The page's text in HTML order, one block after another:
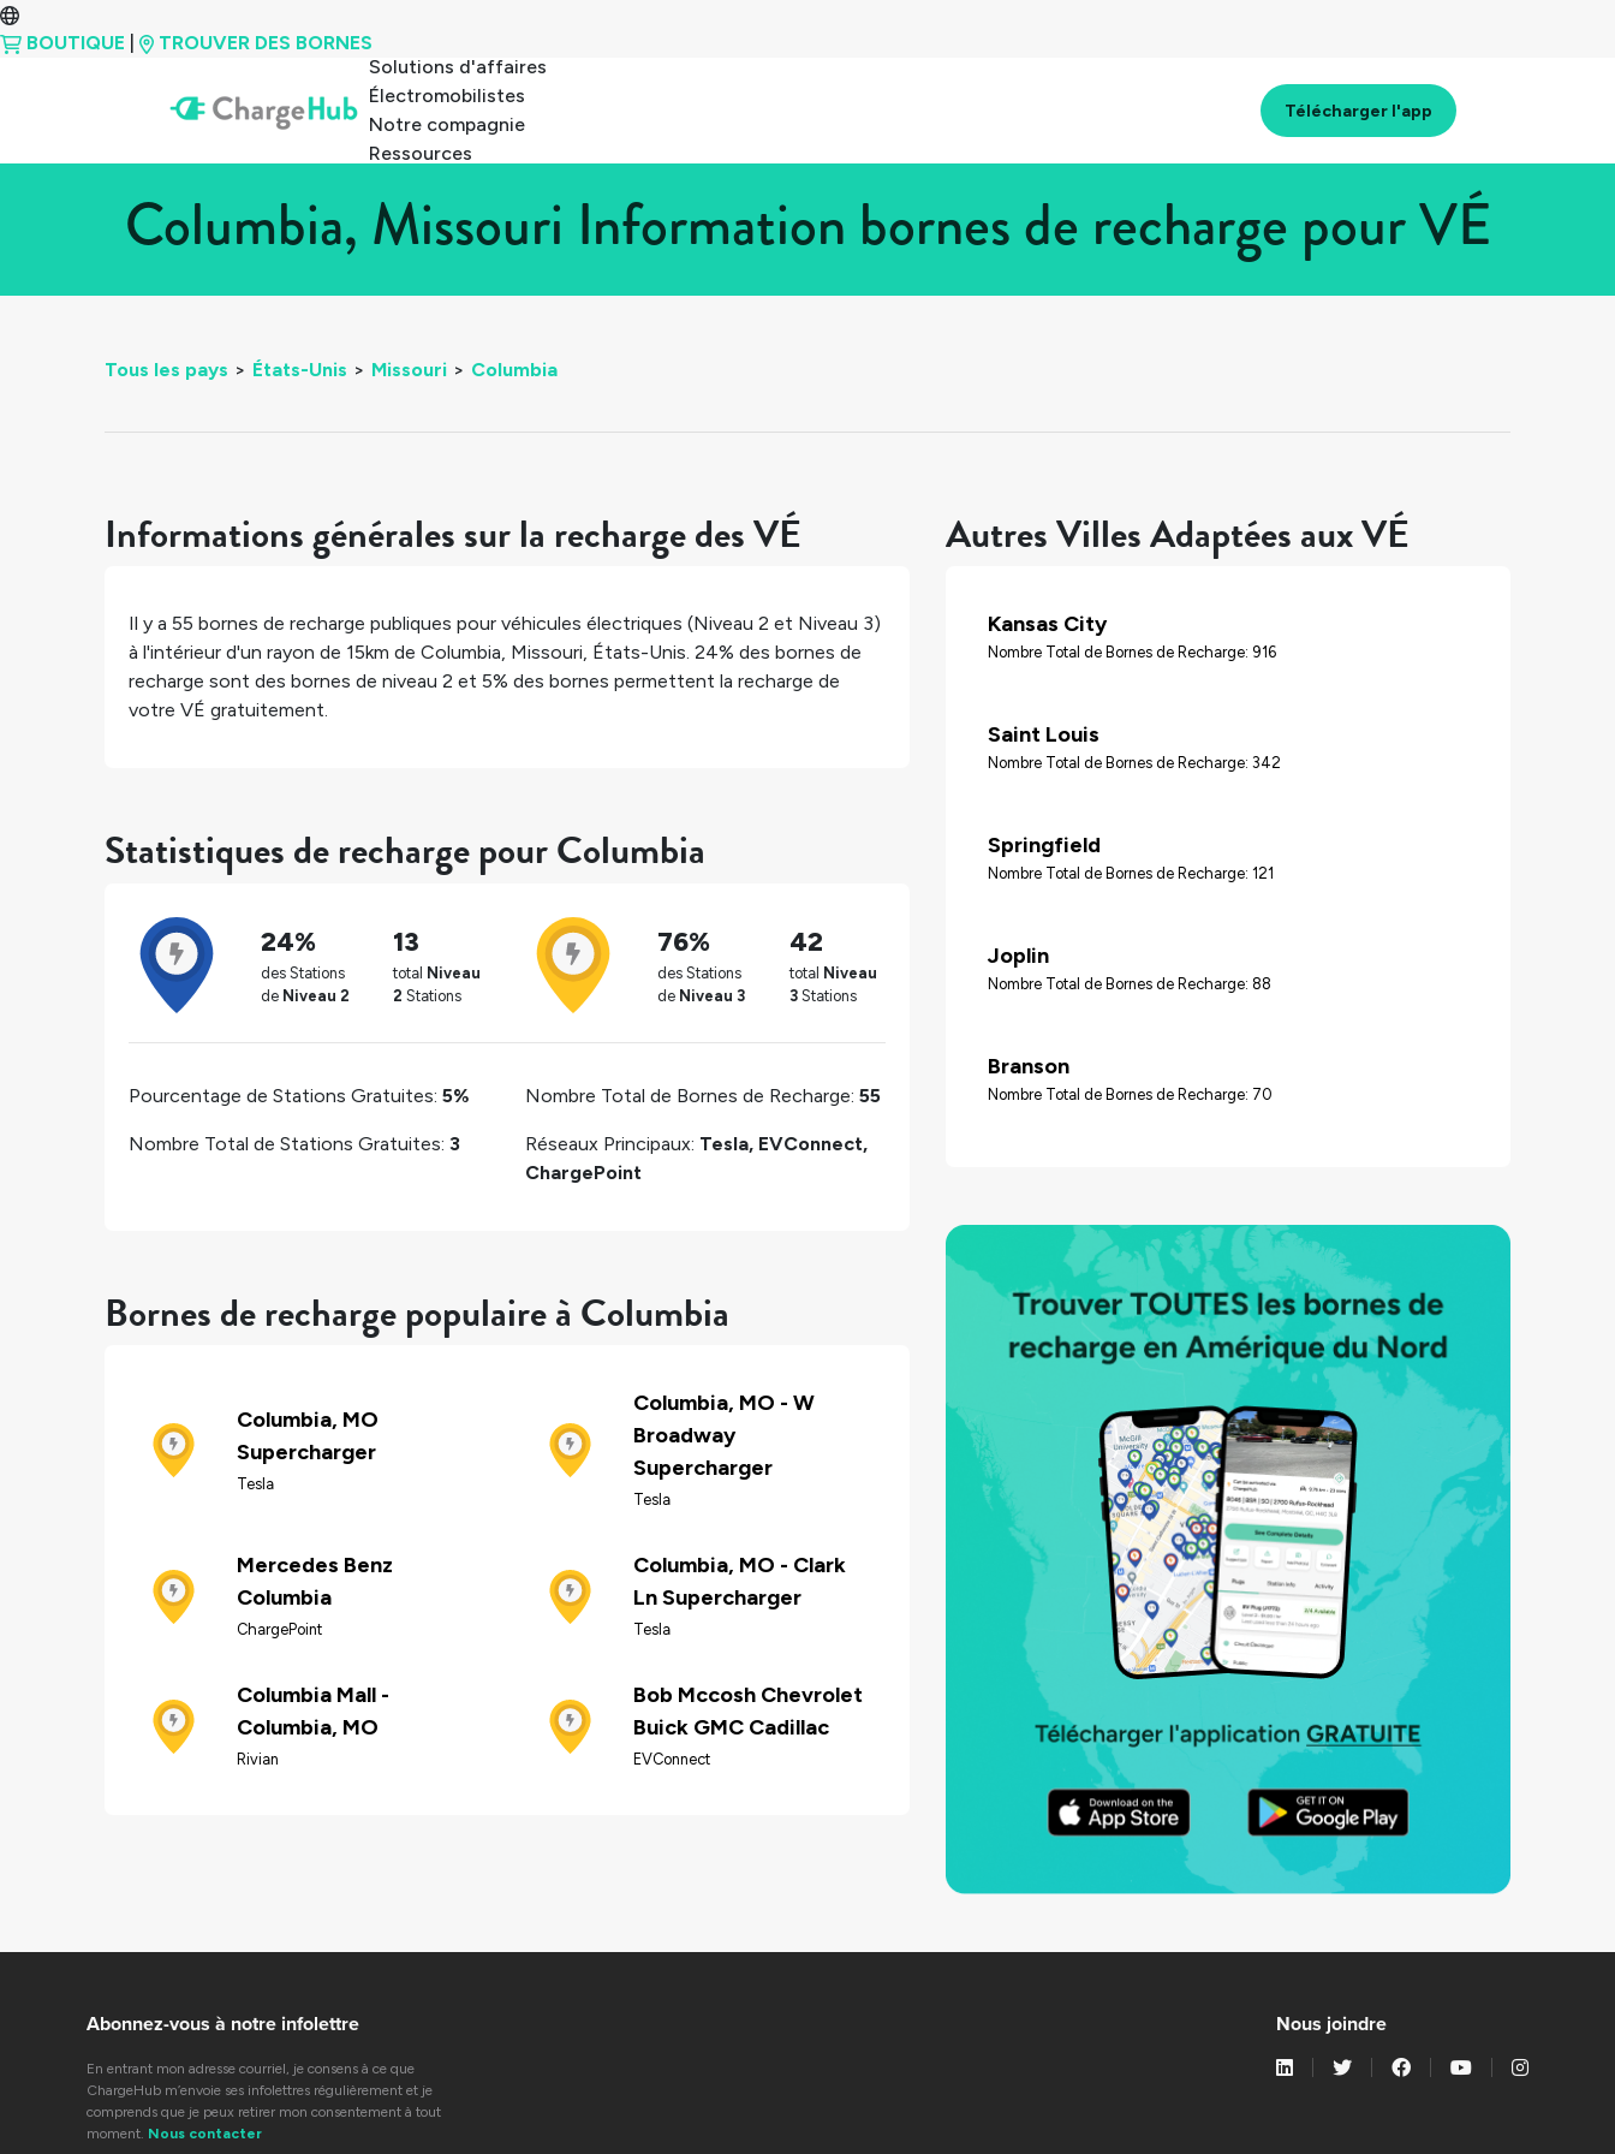
BOUTIQUE
TROUVER DES BORNES
Solutions d'affaires
Électromobilistes
Notre compagnie
Ressources
Télécharger l'app
Columbia, Missouri Information bornes de recharge pour VÉ
Tous les pays > États-Unis > Missouri > Columbia
Informations générales sur la recharge des VÉ
Il y a 55 bornes de recharge publiques pour véhicules électriques (Niveau 2 et Niveau 3)
à l'intérieur d'un rayon de 15km de Columbia, Missouri, États-Unis. 24% des bornes de
recharge sont des bornes de niveau 2 et 5% des bornes permettent la recharge de
votre VÉ gratuitement.
Statistiques de recharge pour Columbia
24%
des Stations
de Niveau 2
13
total Niveau
2 Stations
76%
des Stations
de Niveau 3
42
total Niveau
3 Stations
Pourcentage de Stations Gratuites: 5%
Nombre Total de Stations Gratuites: 3
Nombre Total de Bornes de Recharge: 55
Réseaux Principaux: Tesla, EVConnect,
ChargePoint
Bornes de recharge populaire à Columbia
Columbia, MO
Supercharger
Tesla
Columbia, MO - W
Broadway
Supercharger
Tesla
Mercedes Benz
Columbia
ChargePoint
Columbia, MO - Clark
Ln Supercharger
Tesla
Columbia Mall -
Columbia, MO
Rivian
Bob Mccosh Chevrolet
Buick GMC Cadillac
EVConnect
Autres Villes Adaptées aux VÉ
Kansas City
Nombre Total de Bornes de Recharge: 916
Saint Louis
Nombre Total de Bornes de Recharge: 342
Springfield
Nombre Total de Bornes de Recharge: 121
Joplin
Nombre Total de Bornes de Recharge: 88
Branson
Nombre Total de Bornes de Recharge: 70
Abonnez-vous à notre infolettre
En entrant mon adresse courriel, je consens à ce que
ChargeHub m’envoie ses infolettres régulièrement et je
comprends que je peux retirer mon consentement à tout
moment. Nous contacter
Nous joindre